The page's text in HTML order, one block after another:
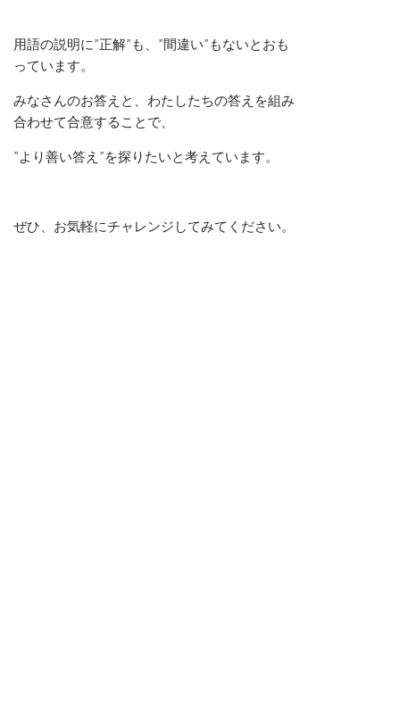
用語の説明に”正解”も、”間違い”もないとおも
っています。
みなさんのお答えと、わたしたちの答えを組み
合わせて合意することで、
”より善い答え”を探りたいと考えています。
ぜひ、お気軽にチャレンジしてみてください。